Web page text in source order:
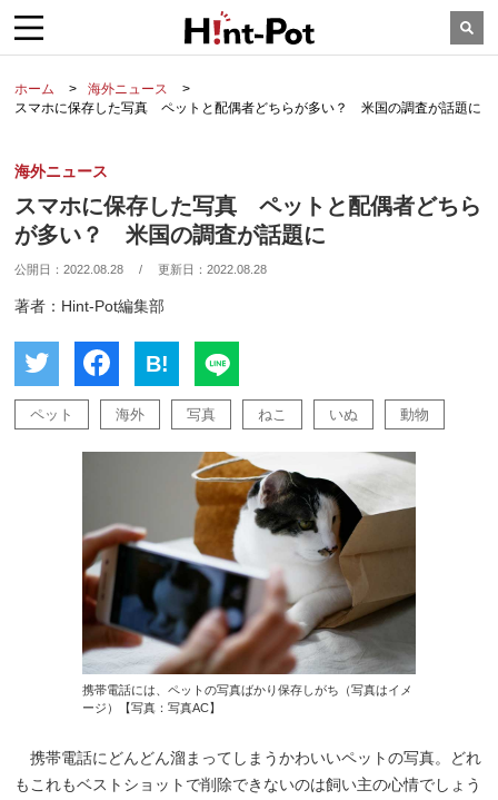
ホーム
海外ニュース
スマホに保存した写真 ペットと配偶者どちらが多い？ 米国の調査が話題に
海外ニュース
スマホに保存した写真 ペットと配偶者どちら
が多い？ 米国の調査が話題に
公開日：2022.08.28 / 更新日：2022.08.28
著者：Hint-Pot編集部
B!
ペット 海外 写真 ねこ いぬ 動物
携帯電話には、ペットの写真ばかり保存しがち（写真はイメ
ージ）【写真：写真AC】
携帯電話にどんどん溜まってしまうかわいいペットの写真。どれ
もこれもベストショットで削除できないのは飼い主の心情でしょう